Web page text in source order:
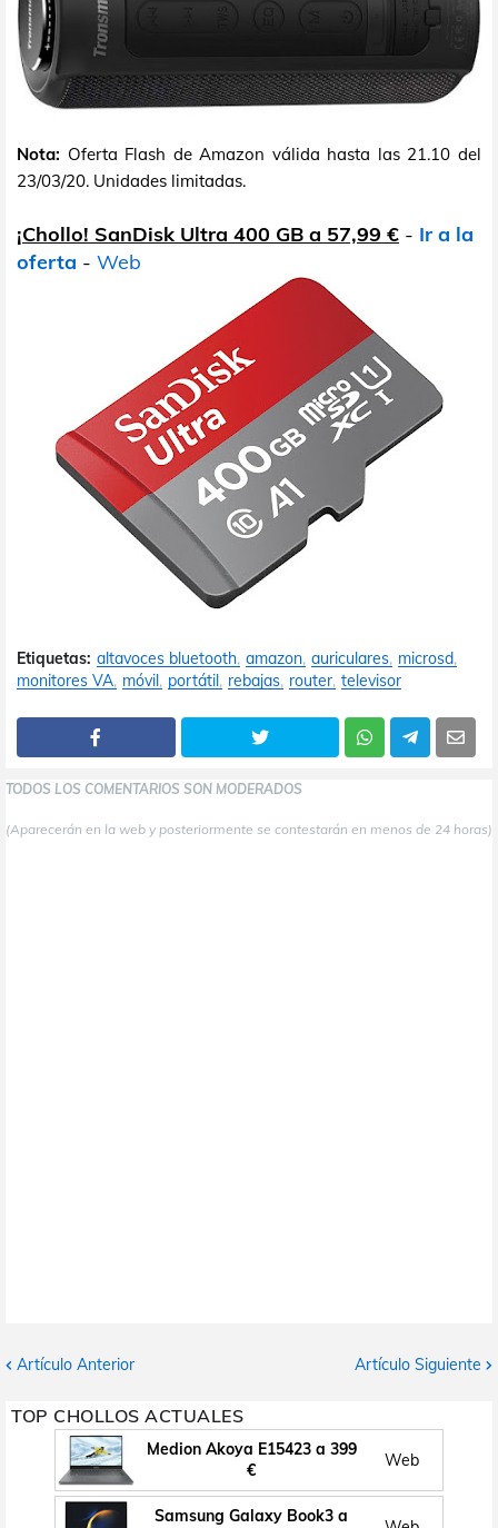
Nota: Oferta Flash de Amazon válida hasta las 21.10 del
23/03/20. Unidades limitadas.
¡Chollo! SanDisk Ultra 400 GB a 57,99 € - Ir a la
oferta - Web
Etiquetas: altavoces bluetooth amazon auriculares microsd
monitores VA móvil portátil rebajas router televisor
TODOS LOS COMENTARIOS SON MODERADOS
(Aparecerán en la web y posteriormente se contestarán en menos de 24 horas)
Artículo Anterior Artículo Siguiente
TOP CHOLLOS ACTUALES
Medion Akoya E15423 a 399
€
Web
Samsung Galaxy Book3 a